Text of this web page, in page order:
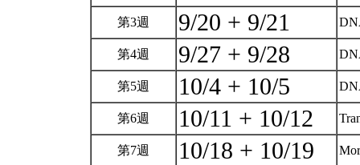
第3週 9/20 + 9/21
第4週 9/27 + 9/28
第5週 10/4 + 10/5
第6週 10/11 + 10/12
第7週 10/18 + 10/19